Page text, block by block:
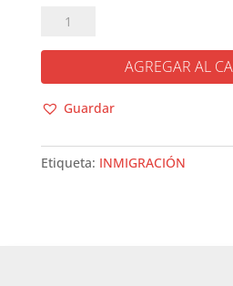
DE
KALAK
cantidad
AGREGAR AL
Guardar
Etiqueta: INMIGRACIÓN